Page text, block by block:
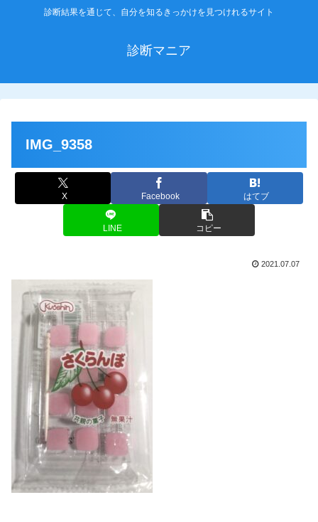
診断結果を通じて、自分を知るきっかけを見つけれるサイト
診断マニア
IMG_9358
X Facebook はてブ
LINE コピー
2021.07.07